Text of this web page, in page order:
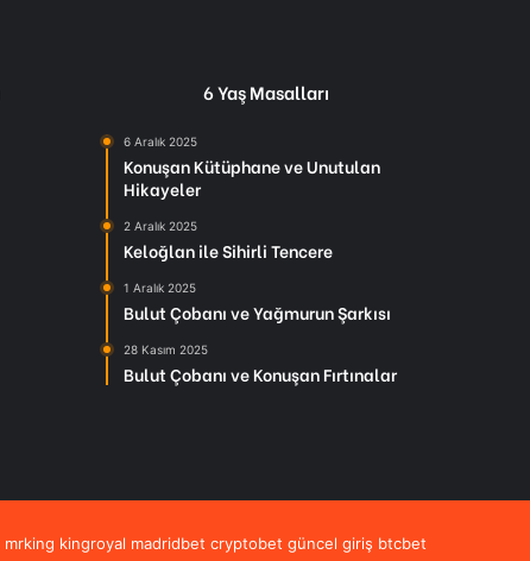
6 Yaş Masalları
6 Aralık 2025
Konuşan Kütüphane ve Unutulan
Hikayeler
2 Aralık 2025
Keloğlan ile Sihirli Tencere
1 Aralık 2025
Bulut Çobanı ve Yağmurun Şarkısı
28 Kasım 2025
Bulut Çobanı ve Konuşan Fırtınalar
mrking kingroyal madridbet cryptobet güncel giriş btcbet